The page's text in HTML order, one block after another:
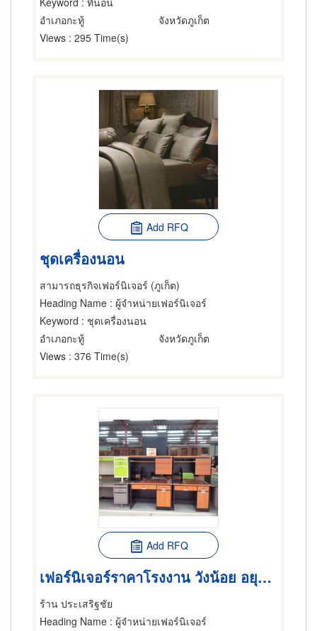
อำเภอกะทู้
จังหวัดภูเก็ต
Views : 295 Time(s)
Add RFQ
ชุดเครื่องนอน
สามารถธุรกิจเฟอร์นิเจอร์ (ภูเก็ต)
Heading Name : ผู้จำหน่ายเฟอร์นิเจอร์
Keyword : ชุดเครื่องนอน
อำเภอกะทู้
จังหวัดภูเก็ต
Views : 376 Time(s)
Add RFQ
เฟอร์นิเจอร์ราคาโรงงาน วังน้อย อยุธยา
ร้าน ประเสริฐชัย
Heading Name : ผู้จำหน่ายเฟอร์นิเจอร์